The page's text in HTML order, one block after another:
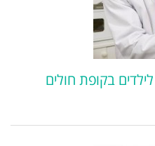
בקופת חולים